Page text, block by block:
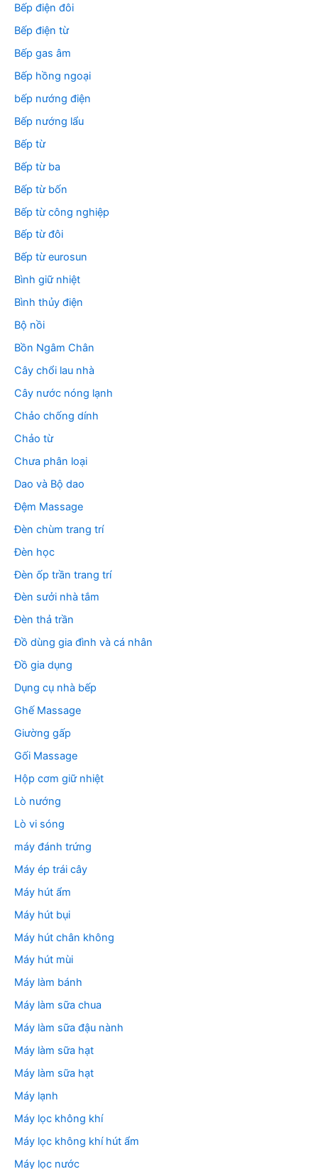
Bếp điện đôi
Bếp điện từ
Bếp gas âm
Bếp hồng ngoại
bếp nướng điện
Bếp nướng lẩu
Bếp từ
Bếp từ ba
Bếp từ bốn
Bếp từ công nghiệp
Bếp từ đôi
Bếp từ eurosun
Bình giữ nhiệt
Bình thủy điện
Bộ nồi
Bồn Ngâm Chân
Cây chổi lau nhà
Cây nước nóng lạnh
Chảo chống dính
Chảo từ
Chưa phân loại
Dao và Bộ dao
Đệm Massage
Đèn chùm trang trí
Đèn học
Đèn ốp trần trang trí
Đèn sưởi nhà tắm
Đèn thả trần
Đồ dùng gia đình và cá nhân
Đồ gia dụng
Dụng cụ nhà bếp
Ghế Massage
Giường gấp
Gối Massage
Hộp cơm giữ nhiệt
Lò nướng
Lò vi sóng
máy đánh trứng
Máy ép trái cây
Máy hút ẩm
Máy hút bụi
Máy hút chân không
Máy hút mùi
Máy làm bánh
Máy làm sữa chua
Máy làm sữa đậu nành
Máy làm sữa hạt
Máy làm sữa hạt
Máy lạnh
Máy lọc không khí
Máy lọc không khí hút ẩm
Máy lọc nước